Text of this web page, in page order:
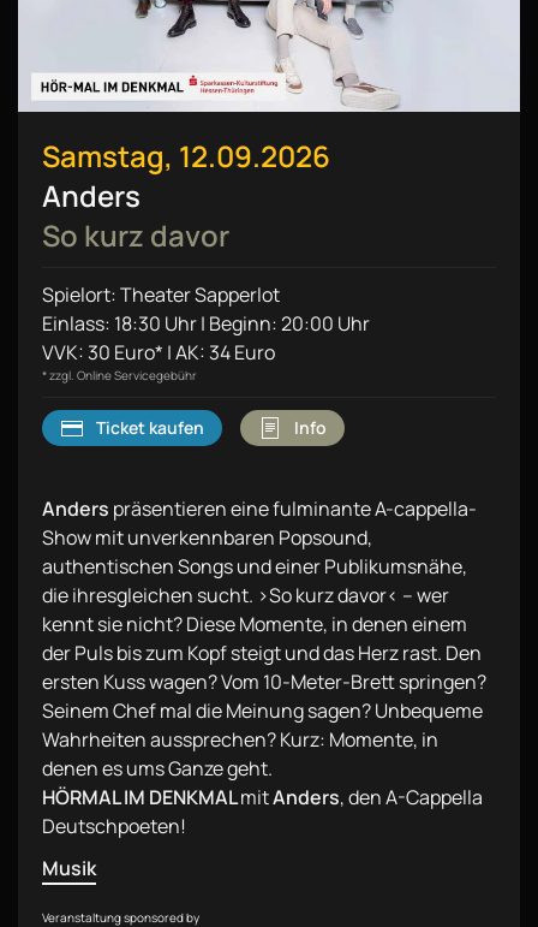
Samstag, 12.09.2026
Anders
So kurz davor
Spielort: Theater Sapperlot
Einlass: 18:30 Uhr | Beginn: 20:00 Uhr
VVK: 30 Euro* | AK: 34 Euro
* zzgl. Online Servicegebühr
Ticket kaufen Info
Anders präsentieren eine fulminante A-cappella-
Show mit unverkennbaren Popsound,
authentischen Songs und einer Publikumsnähe,
die ihresgleichen sucht. ›So kurz davor‹ – wer
kennt sie nicht? Diese Momente, in denen einem
der Puls bis zum Kopf steigt und das Herz rast. Den
ersten Kuss wagen? Vom 10-Meter-Brett springen?
Seinem Chef mal die Meinung sagen? Unbequeme
Wahrheiten aussprechen? Kurz: Momente, in
denen es ums Ganze geht.
HÖRMAL IM DENKMALmitAnders, den A-Cappella
Deutschpoeten!
Musik
Veranstaltung sponsored by